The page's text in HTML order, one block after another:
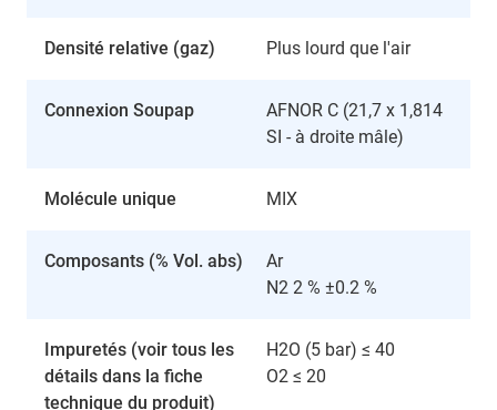
Densité relative (gaz) Plus lourd que l'air
Connexion Soupap
AFNOR C (21,7 x 1,814
SI - à droite mâle)
Molécule unique MIX
Composants (% Vol. abs)
Ar
N2 2 % ±0.2 %
Impuretés (voir tous les
détails dans la fiche
technique du produit)
H2O (5 bar) ≤ 40
O2 ≤ 20